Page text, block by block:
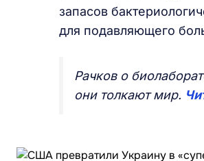
запасов
для подавляющего
Рачков о
они толкают мир.